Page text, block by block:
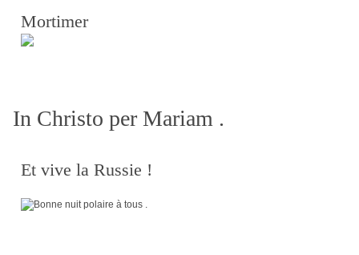
Mortimer
In Christo per Mariam .
Et vive la Russie !